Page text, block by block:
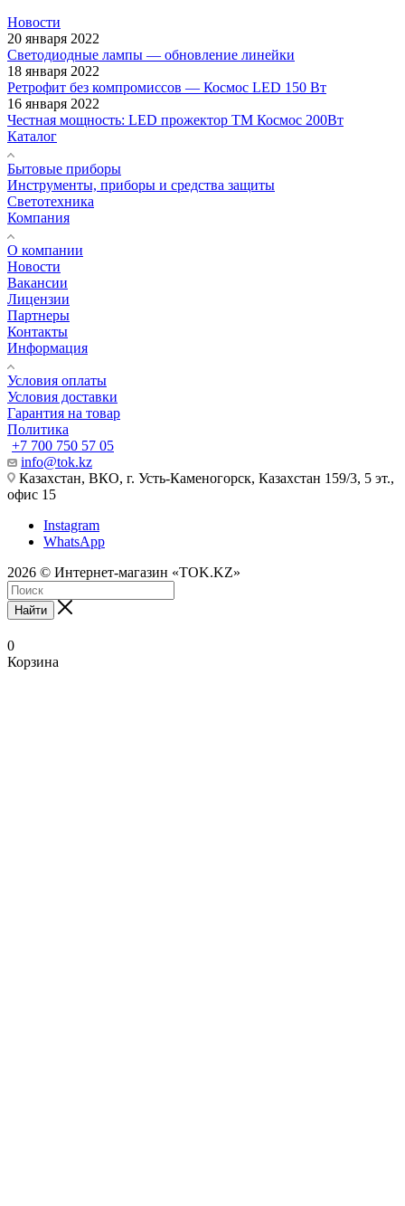
Новости
20 января 2022
Светодиодные лампы — обновление линейки
18 января 2022
Ретрофит без компромиссов — Космос LED 150 Вт
16 января 2022
Честная мощность: LED прожектор ТМ Космос 200Вт
Каталог
Бытовые приборы
Инструменты, приборы и средства защиты
Светотехника
Компания
О компании
Новости
Вакансии
Лицензии
Партнеры
Контакты
Информация
Условия оплаты
Условия доставки
Гарантия на товар
Политика
+7 700 750 57 05
info@tok.kz
Казахстан, ВКО, г. Усть-Каменогорск, Казахстан 159/3, 5 эт.,
офис 15
Instagram
WhatsApp
2026 © Интернет-магазин «TOK.KZ»
Найти
0
Корзина